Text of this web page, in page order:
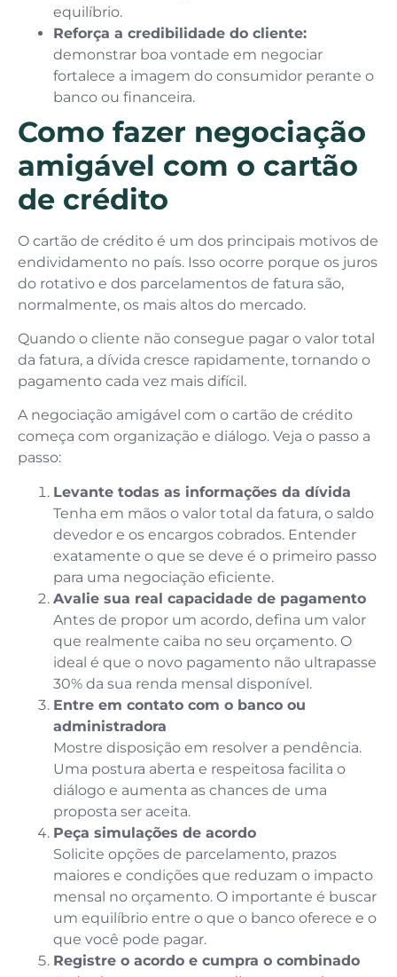
equilíbrio.
Reforça a credibilidade do cliente:
demonstrar boa vontade em negociar
fortalece a imagem do consumidor perante o
banco ou financeira.
Como fazer negociação
amigável com o cartão
de crédito
O cartão de crédito é um dos principais motivos de
endividamento no país. Isso ocorre porque os juros
do rotativo e dos parcelamentos de fatura são,
normalmente, os mais altos do mercado.
Quando o cliente não consegue pagar o valor total
da fatura, a dívida cresce rapidamente, tornando o
pagamento cada vez mais difícil.
A negociação amigável com o cartão de crédito
começa com organização e diálogo. Veja o passo a
passo:
Levante todas as informações da dívida
Tenha em mãos o valor total da fatura, o saldo
devedor e os encargos cobrados. Entender
exatamente o que se deve é o primeiro passo
para uma negociação eficiente.
Avalie sua real capacidade de pagamento
Antes de propor um acordo, defina um valor
que realmente caiba no seu orçamento. O
ideal é que o novo pagamento não ultrapasse
30% da sua renda mensal disponível.
Entre em contato com o banco ou
administradora
Mostre disposição em resolver a pendência.
Uma postura aberta e respeitosa facilita o
diálogo e aumenta as chances de uma
proposta ser aceita.
Peça simulações de acordo
Solicite opções de parcelamento, prazos
maiores e condições que reduzam o impacto
mensal no orçamento. O importante é buscar
um equilíbrio entre o que o banco oferece e o
que você pode pagar.
Registre o acordo e cumpra o combinado